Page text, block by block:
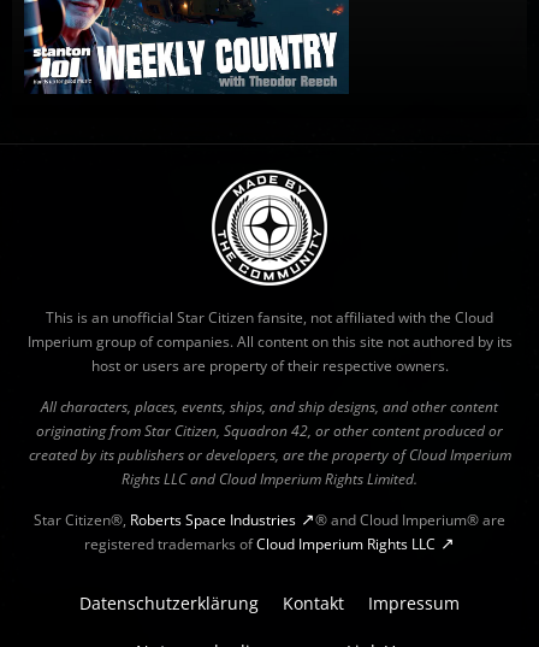
This is an unofficial Star Citizen fansite, not affiliated with the Cloud
Imperium group of companies. All content on this site not authored by its
host or users are property of their respective owners.
All characters, places, events, ships, and ship designs, and other content
originating from Star Citizen, Squadron 42, or other content produced or
created by its publishers or developers, are the property of Cloud Imperium
Rights LLC and Cloud Imperium Rights Limited.
Star Citizen®, Roberts Space Industries
® and Cloud Imperium® are
registered trademarks ofCloud Imperium Rights LLC
Datenschutzerklärung Kontakt Impressum